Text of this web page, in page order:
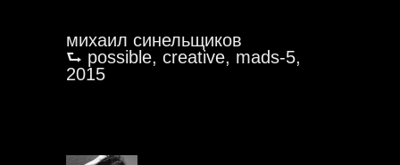
михаил синельщиков
⮑ possible, creative, mads-5,
2015